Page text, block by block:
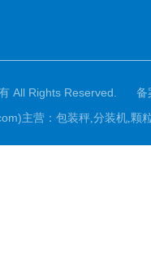
All Rights Reserved.
备
主营： 包装秤,分装机,颗